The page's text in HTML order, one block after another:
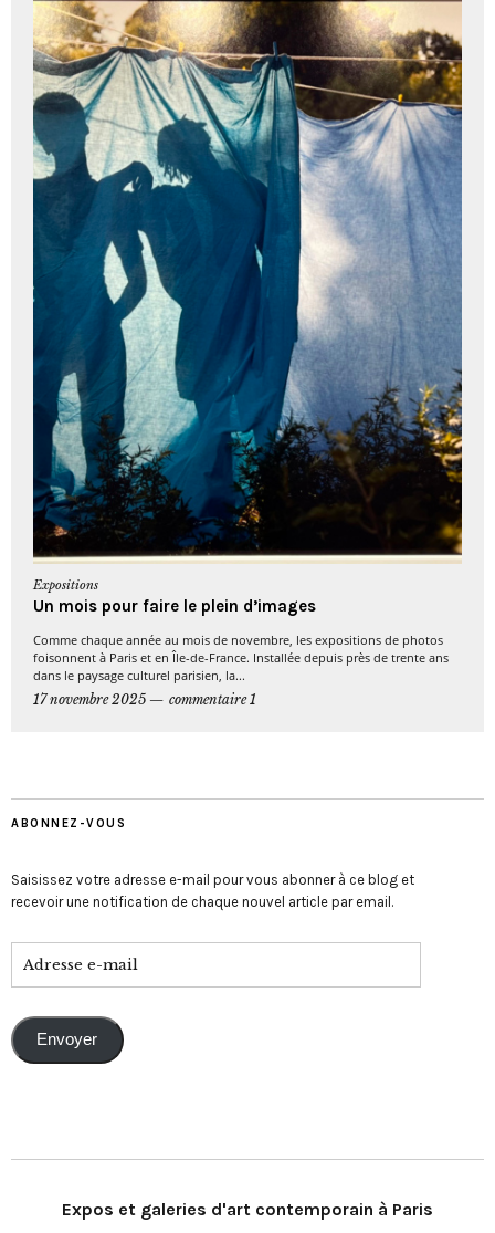
Expositions
Un mois pour faire le plein d’images
Comme chaque année au mois de novembre, les expositions de photos
foisonnent à Paris et en Île-de-France. Installée depuis près de trente ans
dans le paysage culturel parisien, la...
17 novembre 2025
commentaire 1
ABONNEZ-VOUS
Saisissez votre adresse e-mail pour vous abonner à ce blog et
recevoir une notification de chaque nouvel article par email.
Envoyer
Expos et galeries d'art contemporain à Paris